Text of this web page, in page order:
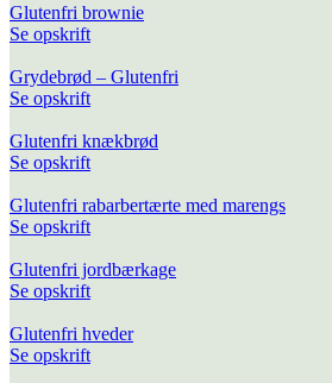
Glutenfri brownie
Se opskrift
Grydebrød – Glutenfri
Se opskrift
Glutenfri knækbrød
Se opskrift
Glutenfri rabarbertærte med marengs
Se opskrift
Glutenfri jordbærkage
Se opskrift
Glutenfri hveder
Se opskrift